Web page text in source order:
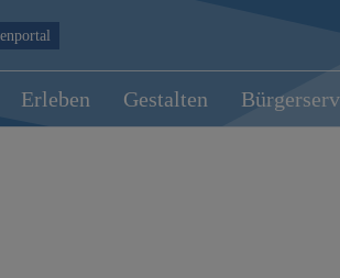
Erleben Gestalten